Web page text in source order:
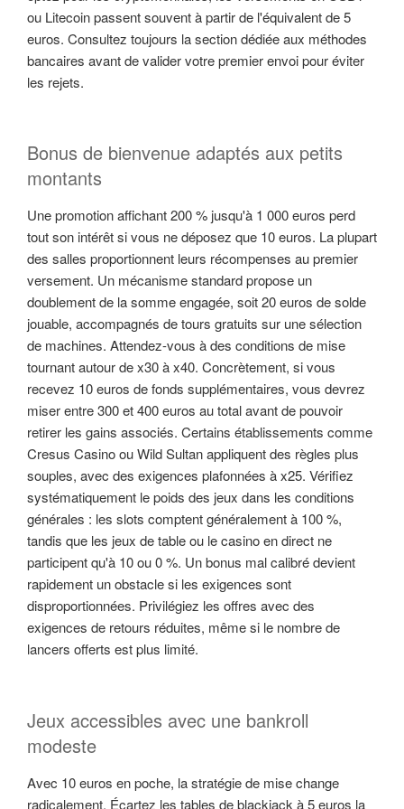
ou Litecoin passent souvent à partir de l'équivalent de 5
euros. Consultez toujours la section dédiée aux méthodes
bancaires avant de valider votre premier envoi pour éviter
les rejets.
Bonus de bienvenue adaptés aux petits
montants
Une promotion affichant 200 % jusqu'à 1 000 euros perd
tout son intérêt si vous ne déposez que 10 euros. La plupart
des salles proportionnent leurs récompenses au premier
versement. Un mécanisme standard propose un
doublement de la somme engagée, soit 20 euros de solde
jouable, accompagnés de tours gratuits sur une sélection
de machines. Attendez-vous à des conditions de mise
tournant autour de x30 à x40. Concrètement, si vous
recevez 10 euros de fonds supplémentaires, vous devrez
miser entre 300 et 400 euros au total avant de pouvoir
retirer les gains associés. Certains établissements comme
Cresus Casino ou Wild Sultan appliquent des règles plus
souples, avec des exigences plafonnées à x25. Vérifiez
systématiquement le poids des jeux dans les conditions
générales : les slots comptent généralement à 100 %,
tandis que les jeux de table ou le casino en direct ne
participent qu'à 10 ou 0 %. Un bonus mal calibré devient
rapidement un obstacle si les exigences sont
disproportionnées. Privilégiez les offres avec des
exigences de retours réduites, même si le nombre de
lancers offerts est plus limité.
Jeux accessibles avec une bankroll
modeste
Avec 10 euros en poche, la stratégie de mise change
radicalement. Écartez les tables de blackjack à 5 euros la